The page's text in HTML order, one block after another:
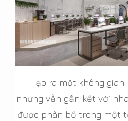
. Tạo ra một không
nhưng vẫn gắn kết với
được phân bố trong một